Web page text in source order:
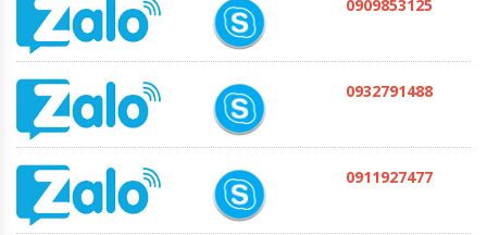
0909853125
0932791488
0911927477